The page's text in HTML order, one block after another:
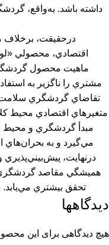
داشته باشد. به‌واقع،
درحقيقت، برخلاف
اقتصادي، محصولي
ماهيت محصول
مشتري را ناگزير به
تقاضاي گردشگري سلامت
متغيرهاي اقتصادي محيط
مبدأ گردشگري و محيط
مي‌گيرد و به
درنهايت،
هميشگي مقاصد گردشگري
تحقق بيشتري مي‌يابد.
دیدگاهها
هیچ دیدگاهی برای این